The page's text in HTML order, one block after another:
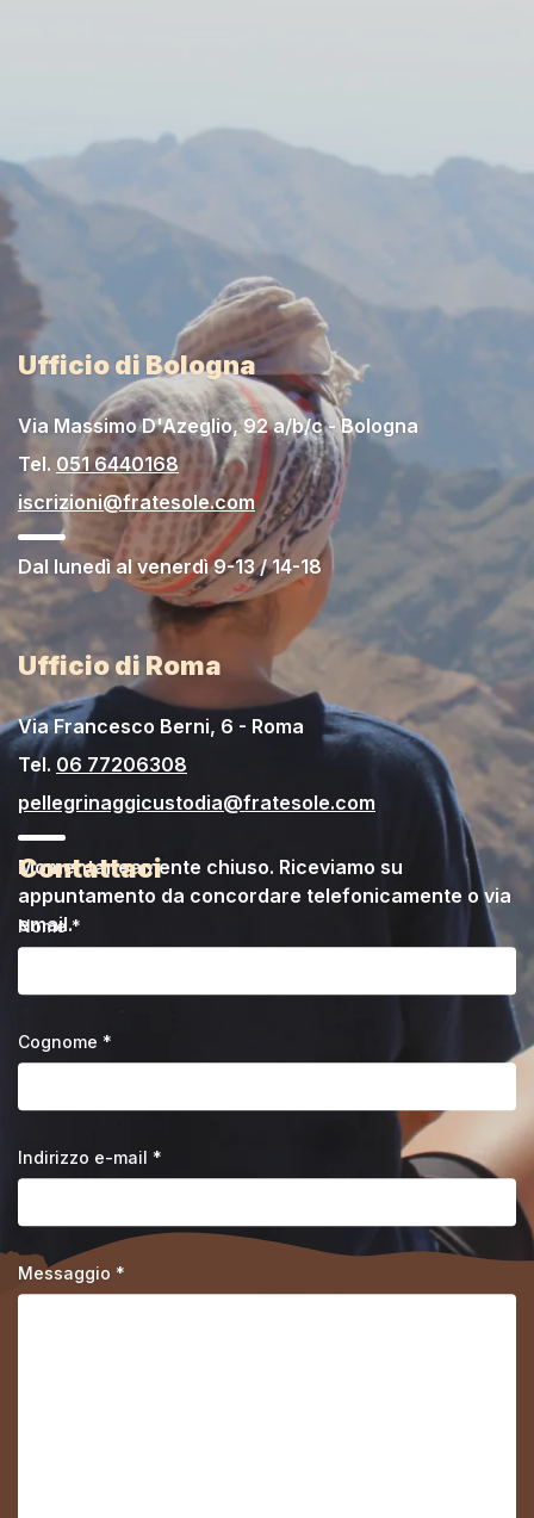
Ufficio di Bologna
Via Massimo D'Azeglio, 92 a/b/c - Bologna
Tel. 051 6440168
iscrizioni@fratesole.com
Dal lunedì al venerdì 9-13 / 14-18
Ufficio di Roma
Via Francesco Berni, 6 - Roma
Tel. 06 77206308
pellegrinaggicustodia@fratesole.com
Momentaneamente chiuso. Riceviamo su
appuntamento da concordare telefonicamente o via
email.
Contattaci
Nome *
Cognome *
Indirizzo e-mail *
Messaggio *